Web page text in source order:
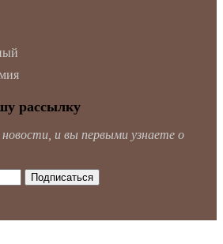
рассылку
и вы первыми узнаете о